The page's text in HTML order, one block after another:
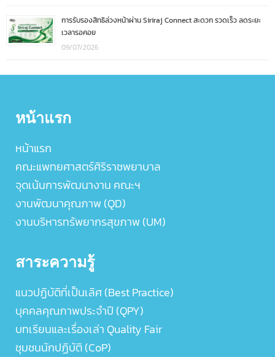
การรับรองสิทธิล่วงหน้าผ่าน Siriraj Connect สะดวก รวดเร็ว ลดระยะ
เวลารอคอย
09/07/2026
หน้าแรก
หน้าแรก
คณะแพทยศาสตร์ศิริราชพยาบาล
จุดเน้นการพัฒนางาน คณะฯ
งานพัฒนาคุณภาพ (QD)
งานบริหารทรัพยากรสุขภาพ (UM)
สาระความรู้
แนวปฏิบัติที่เป็นเลิศ (Best Practice)
บุคคลคุณภาพประจำปี (QPY)
บทเรียนและเรื่องเล่า Quality Fair
ชุมชนนักปฏิบัติ (CoP)